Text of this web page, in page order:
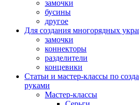
замочки
бусины
другое
Для создания многорядных
замочки
коннекторы
разделители
концевики
Статьи и мастер-классы по
руками
Мастер-классы